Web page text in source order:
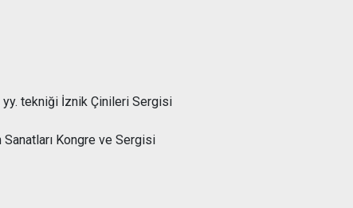
tekniği İznik Çinileri Sergisi
Sanatları Kongre ve Sergisi